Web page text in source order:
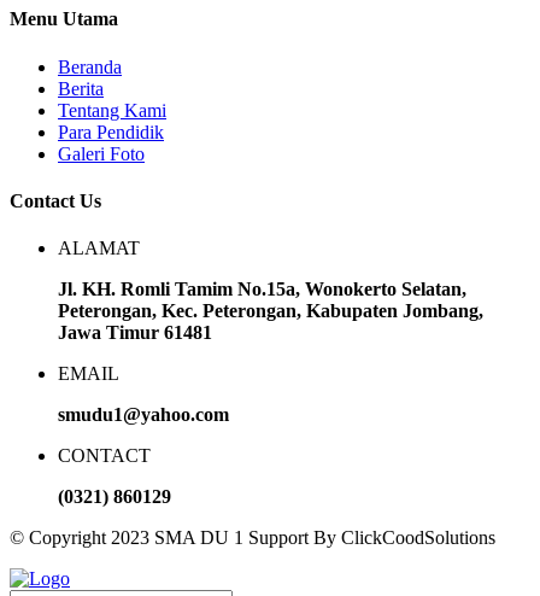
Menu Utama
Beranda
Berita
Tentang Kami
Para Pendidik
Galeri Foto
Contact Us
ALAMAT
Jl. KH. Romli Tamim No.15a, Wonokerto Selatan,
Peterongan, Kec. Peterongan, Kabupaten Jombang,
Jawa Timur 61481
EMAIL
smudu1@yahoo.com
CONTACT
(0321) 860129
© Copyright 2023 SMA DU 1 Support By ClickCoodSolutions